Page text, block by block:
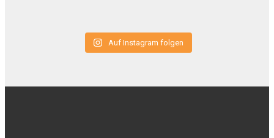
Auf Instagram folgen